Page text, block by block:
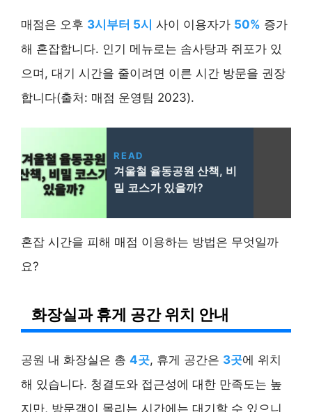
매점은 오후 3시부터 5시 사이 이용자가 50% 증가
해 혼잡합니다. 인기 메뉴로는 솜사탕과 쥐포가 있
으며, 대기 시간을 줄이려면 이른 시간 방문을 권장
합니다(출처: 매점 운영팀 2023).
READ
겨울철 율동공원 산책, 비
밀 코스가 있을까?
혼잡 시간을 피해 매점 이용하는 방법은 무엇일까
요?
화장실과 휴게 공간 위치 안내
공원 내 화장실은 총 4곳, 휴게 공간은 3곳에 위치
해 있습니다. 청결도와 접근성에 대한 만족도는 높
지만, 방문객이 몰리는 시간에는 대기할 수 있으니